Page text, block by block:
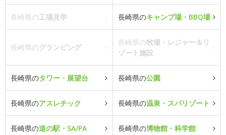
長崎県の工場見学 長崎県のキャンプ場・BBQ場
長崎県のグランピング
長崎県の牧場・レジャー＆リ
ゾート施設
長崎県のタワー・展望台 長崎県の公園
長崎県のアスレチック 長崎県の温泉・スパリゾート
長崎県の道の駅・SA/PA 長崎県の博物館・科学館